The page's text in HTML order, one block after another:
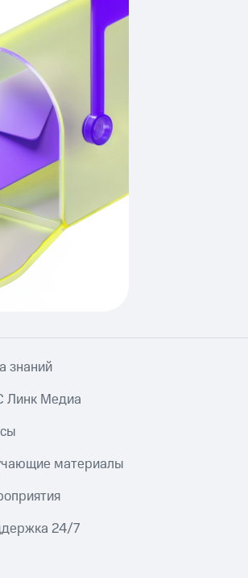
знаний
Линк Медиа
материалы
24/7